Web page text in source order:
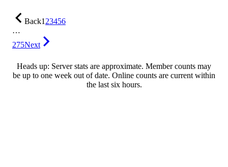
Back123456
…
275Next
Heads up: Server stats are approximate. Member counts may
be up to one week out of date. Online counts are current within
the last six hours.